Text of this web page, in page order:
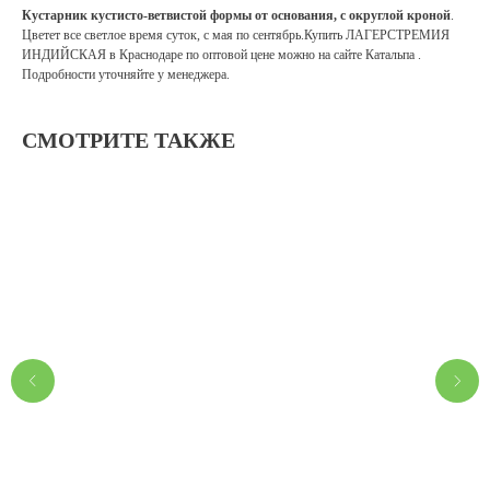
Кустарник кустисто-ветвистой формы от основания, с округлой кроной
Цветет все светлое время суток, с мая по сентябрь.Купить ЛАГЕРСТРЕМИЯ
ИНДИЙСКАЯ в Краснодаре по оптовой цене можно на сайте Катальпа .
Подробности уточняйте у менеджера.
СМОТРИТЕ ТАКЖЕ